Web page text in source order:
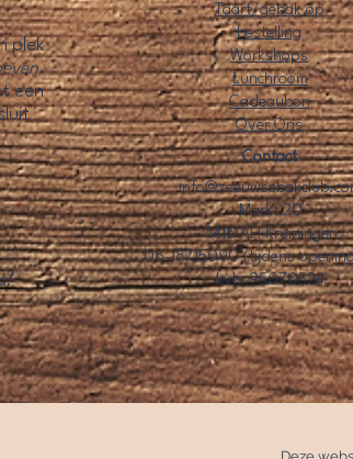
plek
een
Taart/gebak op
bestelling
Workshops
Lunchroom
Cadeaubon
Over Ons​
Contact
Markt 20
4416 AH Kruiningen
06-18715090 (tijdens
kvk: 95070524